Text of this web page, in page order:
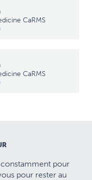
CaRMS
CaRMS
pour
pour rester au